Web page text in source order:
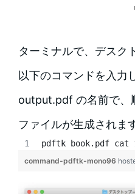
ターミナルで、デスク
以下のコマンドを入力
output.pdf の名前で、
ファイルが生成されます
pdftk book.pdf cat
command-pdftk-mono96